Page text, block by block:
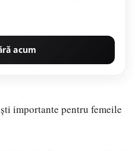
acum
importante pentru femeile